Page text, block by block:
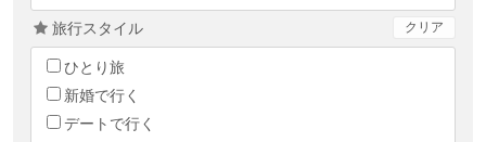
旅行スタイル クリア
ひとり旅
新婚で行く
デートで行く